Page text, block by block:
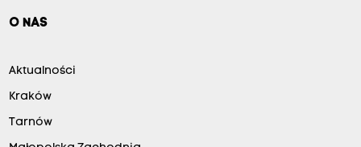
O NAS
Aktualności
Kraków
Tarnów